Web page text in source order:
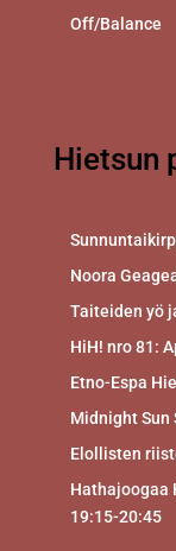
Off/Balance
Hietsun
Noora
Taiteiden yö
HiH! nro 81:
Etno-Espa
Midnight Sun
Elollisten
Hathajoogaa
19:15-20:45